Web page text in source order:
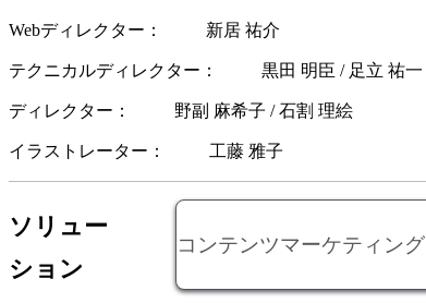
Webディレクター 新居 祐介
テクニカルディレクター 黒田 明臣 / 足立 祐一
ディレクター 野副 麻希子 / 石割 理絵
イラストレーター 工藤 雅子
ソリュー
ション
コンテンツマーケティング